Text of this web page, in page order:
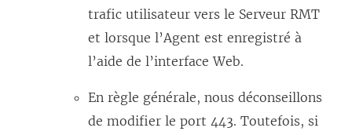
trafic utilisateur vers le Serveur RMT
et lorsque l’Agent est enregistré à
l’aide de l’interface Web.
En règle générale, nous déconseillons
de modifier le port 443. Toutefois, si